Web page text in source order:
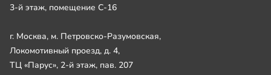
3-й этаж, помещение С-16
г. Москва, м. Петровско-Разумовская,
Локомотивный проезд, д. 4,
ТЦ «Парус», 2-й этаж, пав. 207